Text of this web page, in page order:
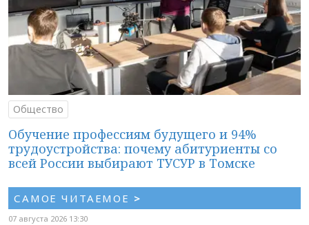
Общество
Обучение профессиям будущего и 94%
трудоустройства: почему абитуриенты со
всей России выбирают ТУСУР в Томске
САМОЕ ЧИТАЕМОЕ >
07 августа 2026 13:30